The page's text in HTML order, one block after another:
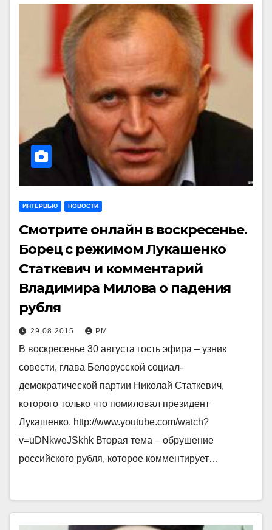
ИНТЕРВЬЮ НОВОСТИ
Смотрите онлайн в воскресенье.
Борец с режимом Лукашенко
Статкевич и комментарий
Владимира Милова о падения
рубля
29.08.2015 РМ
В воскресенье 30 августа гость эфира – узник
совести, глава Белорусской социал-
демократической партии Николай Статкевич,
которого только что помиловал президент
Лукашенко. http://www.youtube.com/watch?
v=uDNkweJSkhk Вторая тема – обрушение
российского рубля, которое комментирует…